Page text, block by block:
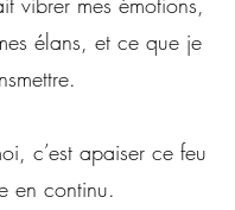
élans, et ce que je
c’est apaiser ce feu
en continu.